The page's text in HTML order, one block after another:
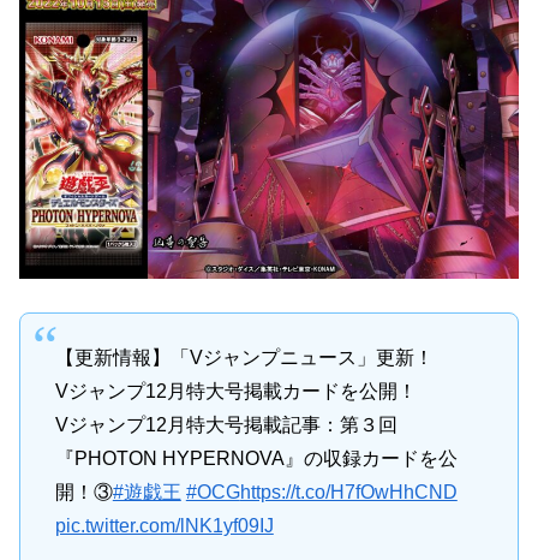
【更新情報】「Vジャンプニュース」更新！
Vジャンプ12月特大号掲載カードを公開！
Vジャンプ12月特大号掲載記事：第３回
『PHOTON HYPERNOVA』の収録カードを公
開！③#遊戯王 #OCGhttps://t.co/H7fOwHhCND
pic.twitter.com/lNK1yf09IJ